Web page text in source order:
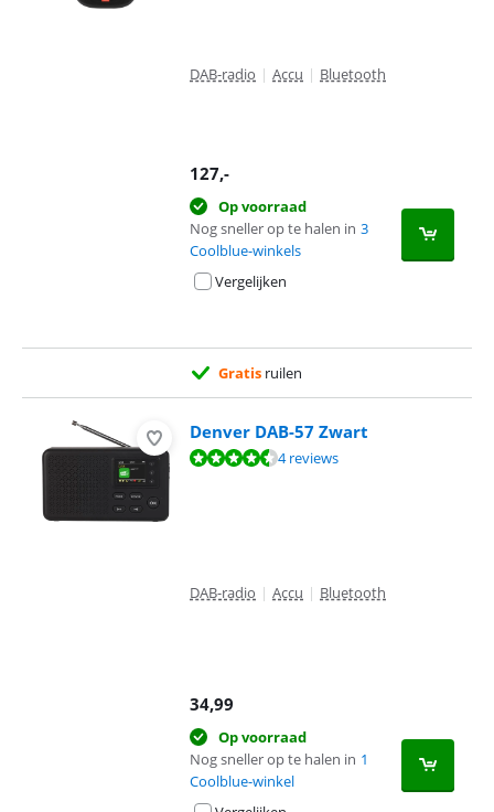
DAB-radio | Accu | Bluetooth
127,-
Op voorraad
Nog sneller op te halen in 3
Coolblue-winkels
Vergelijken
Gratis ruilen
Denver DAB-57 Zwart
Beoordeling is 8,9 van de 10, gebaseerd op 4 reviews.
4 reviews
DAB-radio | Accu | Bluetooth
34,99
Op voorraad
Nog sneller op te halen in 1
Coolblue-winkel